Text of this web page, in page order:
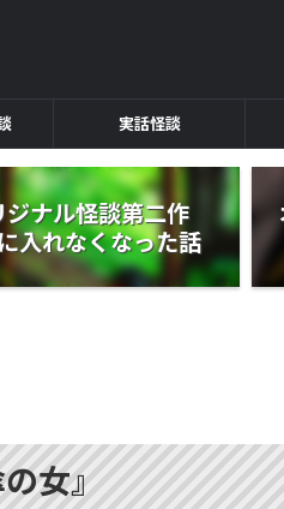
実話怪談
ジナル怪談第二作
入れなくなった話
女』